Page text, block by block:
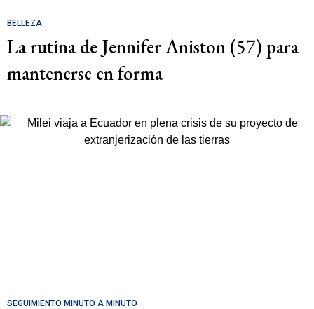
BELLEZA
La rutina de Jennifer Aniston (57) para
mantenerse en forma
SEGUIMIENTO MINUTO A MINUTO